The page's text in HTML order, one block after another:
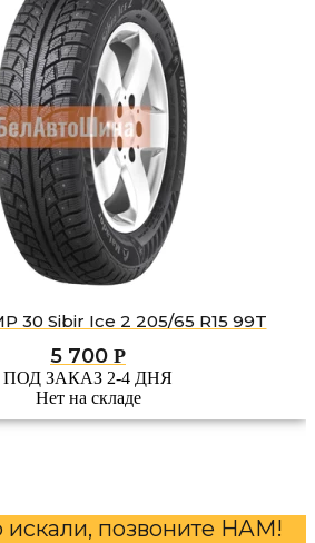
30 Sibir Ice 2 205/65 R15 99T
5 700 Р
ПОД ЗАКАЗ 2-4 ДНЯ
Нет на складе
позвоните НАМ!